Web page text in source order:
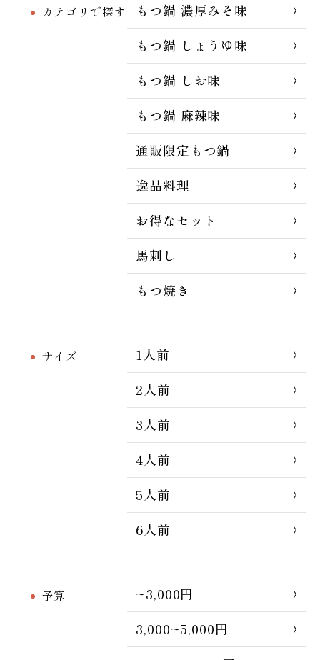
カテゴリで探す
もつ鍋 濃厚みそ味
もつ鍋 しょうゆ味
もつ鍋 しお味
もつ鍋 麻辣味
通販限定もつ鍋
逸品料理
お得なセット
馬刺し
もつ焼き
サイズ
1人前
2人前
3人前
4人前
5人前
6人前
予算
~3,000円
3,000~5,000円